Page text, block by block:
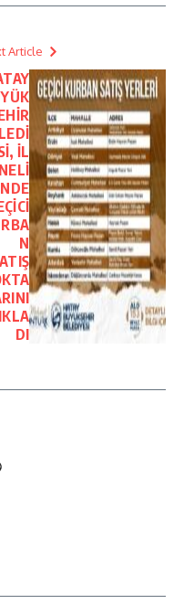
Article
İL
NDE
N
DI